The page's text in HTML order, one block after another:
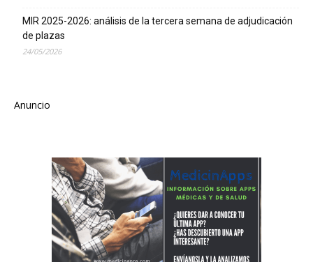
MIR 2025-2026: análisis de la tercera semana de adjudicación
de plazas
24/05/2026
Anuncio